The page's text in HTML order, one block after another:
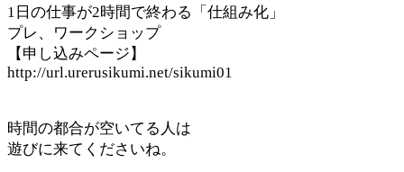
1日の仕事が2時間で終わる「仕組み化」
プレ、ワークショップ
【申し込みページ】
http://url.urerusikumi.net/sikumi01
時間の都合が空いてる人は
遊びに来てくださいね。